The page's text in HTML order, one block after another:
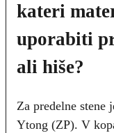
kateri
uporabiti
ali hiše?
Za predelne stene
Ytong (ZP). V